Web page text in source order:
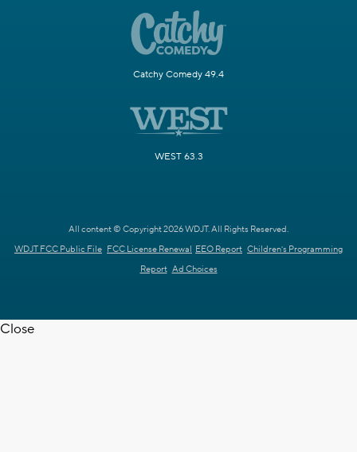
Catchy Comedy 49.4
WEST 63.3
All content © Copyright 2026 WDJT. All Rights Reserved.
WDJT FCC Public File FCC License Renewal EEO Report Children's Programming
Report Ad Choices
Close